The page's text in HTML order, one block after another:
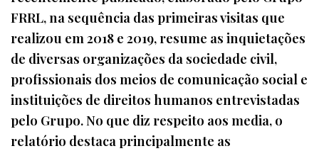
FRRL, na sequência das primeiras visitas que
realizou em 2018 e 2019, resume as inquietações
de diversas organizações da sociedade civil,
profissionais dos meios de comunicação social e
instituições de direitos humanos entrevistadas
pelo Grupo. No que diz respeito aos media, o
relatório destaca principalmente as